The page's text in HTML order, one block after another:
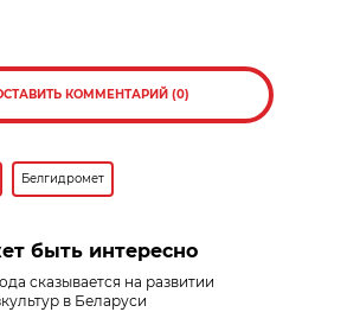
КОММЕНТАРИЙ (0)
Белгидромет
быть интересно
сказывается на развитии
в Беларуси